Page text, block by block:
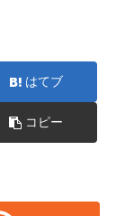
はてブ
コピー